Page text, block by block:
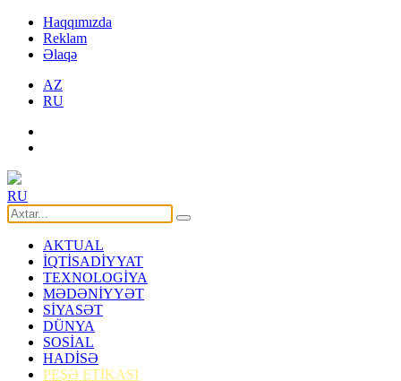
Haqqımızda
Reklam
Əlaqə
AZ
RU
RU
AKTUAL
İQTİSADİYYAT
TEXNOLOGİYA
MƏDƏNİYYƏT
SİYASƏT
DÜNYA
SOSİAL
HADİSƏ
PEŞƏ ETİKASI